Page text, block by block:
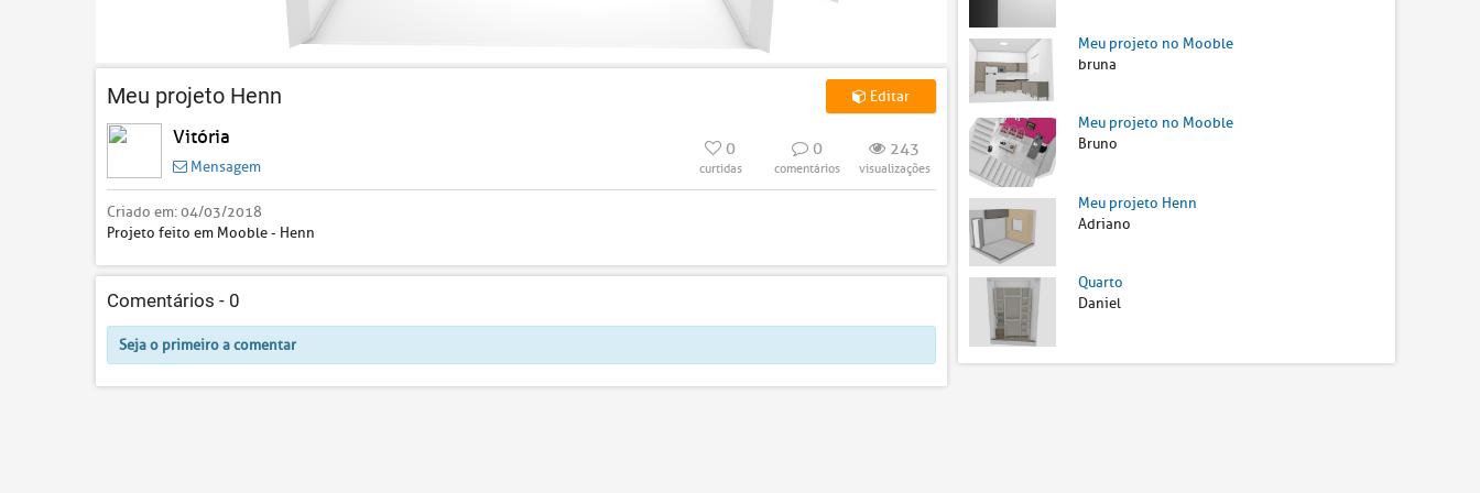
Meu projeto Henn Editar
Vitória
Mensagem
0
curtidas
0
comentários
243
visualizações
Criado em:04/03/2018
Projeto feito em Mooble - Henn
Comentários - 0
Seja o primeiro a comentar
Meu projeto no Mooble
bruna
Meu projeto no Mooble
Bruno
Meu projeto Henn
Adriano
Quarto
Daniel